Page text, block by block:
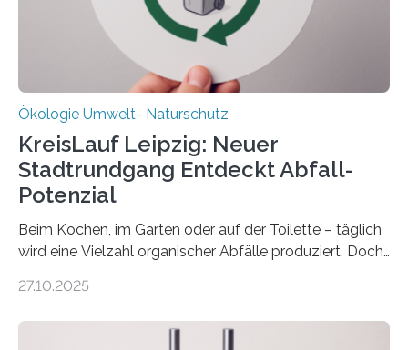
freuen uns sehr über…
Ökologie Umwelt- Naturschutz
KreisLauf Leipzig: Neuer
Stadtrundgang Entdeckt Abfall-
Potenzial
Beim Kochen, im Garten oder auf der Toilette – täglich
wird eine Vielzahl organischer Abfälle produziert. Doch
Potenzial nur dann entfalten können, wenn sie in
27.10.2025